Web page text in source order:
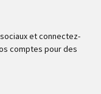
et connectez-
comptes pour des